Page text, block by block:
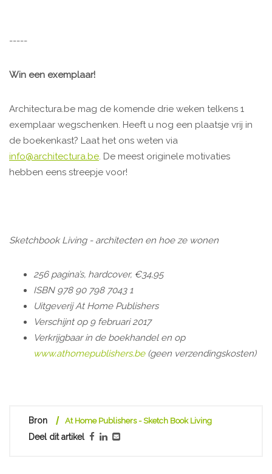
-----
Win een exemplaar!
Architectura.be mag de komende drie weken telkens 1
exemplaar wegschenken. Heeft u nog een plaatsje vrij in
de boekenkast? Laat het ons weten via
info@architectura.be. De meest originele motivaties
hebben eens streepje voor!
Sketchbook Living - architecten en hoe ze wonen
256 pagina’s, hardcover, €34,95
ISBN 978 90 798 7043 1
Uitgeverij At Home Publishers
Verschijnt op 9 februari 2017
Verkrijgbaar in de boekhandel en op
www.athomepublishers.be(geen verzendingskosten)
Bron At Home Publishers - Sketch Book Living
Deel dit artikel